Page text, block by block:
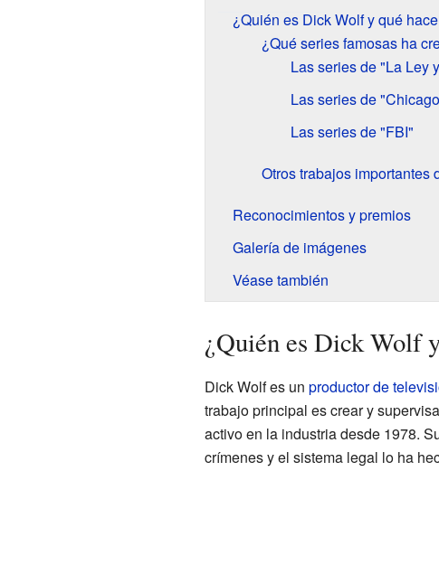
¿Quién es Dick Wolf y qué
¿Qué series famosas ha
Las series de "La Ley
Las series de
Las series de "FBI"
Otros trabajos importantes
Reconocimientos y premios
Galería de imágenes
Véase también
¿Quién es Dick Wolf
Dick Wolf es un productor de
trabajo principal es crear y
activo en la industria desde 1978.
crímenes y el sistema legal lo ha